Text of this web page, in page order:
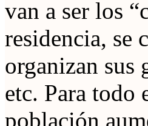
van a ser los
residencia, se
organizan sus
etc. Para todo
población